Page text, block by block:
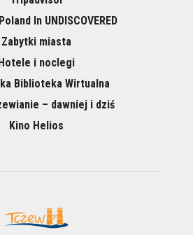
In UNDISCOVERED
Zabytki miasta
i noclegi
Biblioteka Wirtualna
– dawniej i dziś
Kino Helios